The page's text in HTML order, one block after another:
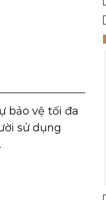
bảo vệ tối đa
sử dụng